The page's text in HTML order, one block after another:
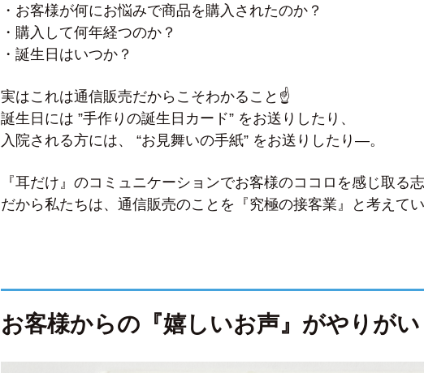
・お客様が何にお悩みで商品を購入されたのか？
・購入して何年経つのか？
・誕生日はいつか？
実はこれは通信販売だからこそわかること☝
誕生日には ”手作りの誕生日カード” をお送りしたり、
入院される方には、 “お見舞いの手紙” をお送りしたり―。
『耳だけ』のコミュニケーションでお客様のココロを感じ取る志
だから私たちは、通信販売のことを『究極の接客業』と考えてい
お客様からの『嬉しいお声』がやりがい